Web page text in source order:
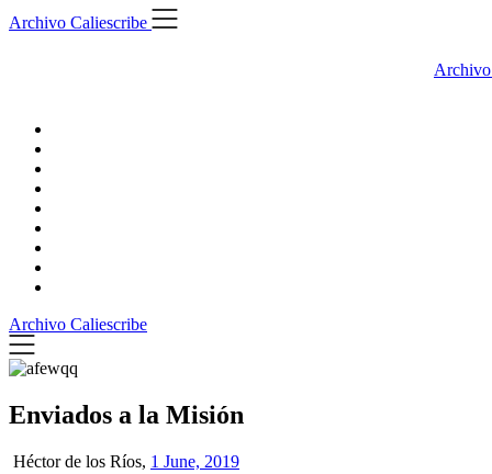
Skip
to
Archivo Caliescribe
Archivo Caliescribe
Enviados a la Misión
Héctor de los Ríos, 1 June, 2019